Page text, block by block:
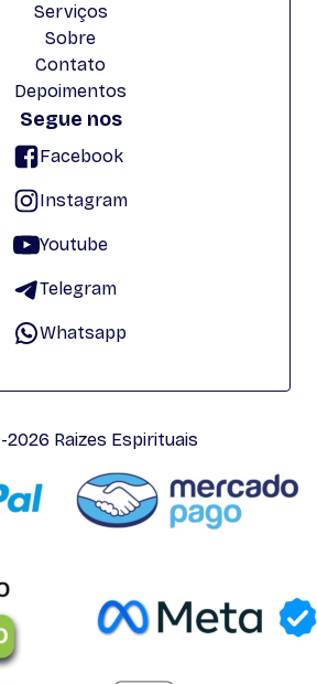
Serviços
Sobre
Contato
Depoimentos
Segue nos
Facebook
Instagram
Youtube
Telegram
Whatsapp
2026 Raizes Espirituais